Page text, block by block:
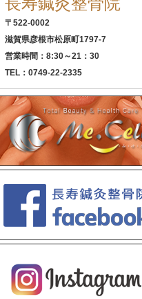
〒522-0002
滋賀県彦根市松原町1797-7
営業時間：8:30～21：30
TEL：0749-22-2335